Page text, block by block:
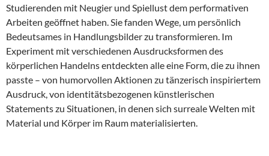
Studierenden mit Neugier und Spiellust dem performativen
Arbeiten geöffnet haben. Sie fanden Wege, um persönlich
Bedeutsames in Handlungsbilder zu transformieren. Im
Experiment mit verschiedenen Ausdrucksformen des
körperlichen Handelns entdeckten alle eine Form, die zu ihnen
passte – von humorvollen Aktionen zu tänzerisch inspiriertem
Ausdruck, von identitätsbezogenen künstlerischen
Statements zu Situationen, in denen sich surreale Welten mit
Material und Körper im Raum materialisierten.